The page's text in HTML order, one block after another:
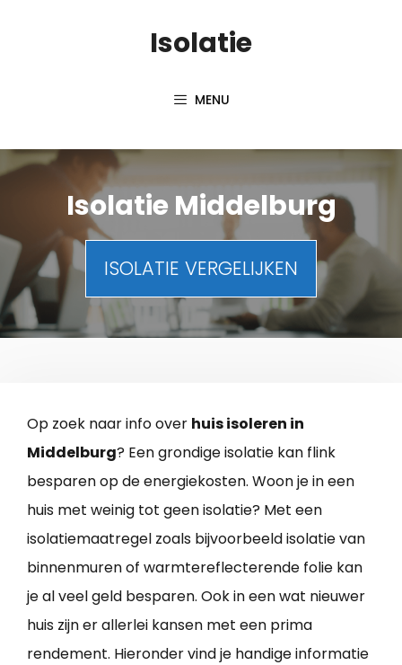
Isolatie
MENU
Isolatie Middelburg
ISOLATIE VERGELIJKEN
Op zoek naar info over huis isoleren in
Middelburg? Een grondige isolatie kan flink
besparen op de energiekosten. Woon je in een
huis met weinig tot geen isolatie? Met een
isolatiemaatregel zoals bijvoorbeeld isolatie van
binnenmuren of warmtereflecterende folie kan
je al veel geld besparen. Ook in een wat nieuwer
huis zijn er allerlei kansen met een prima
rendement. Hieronder vind je handige informatie